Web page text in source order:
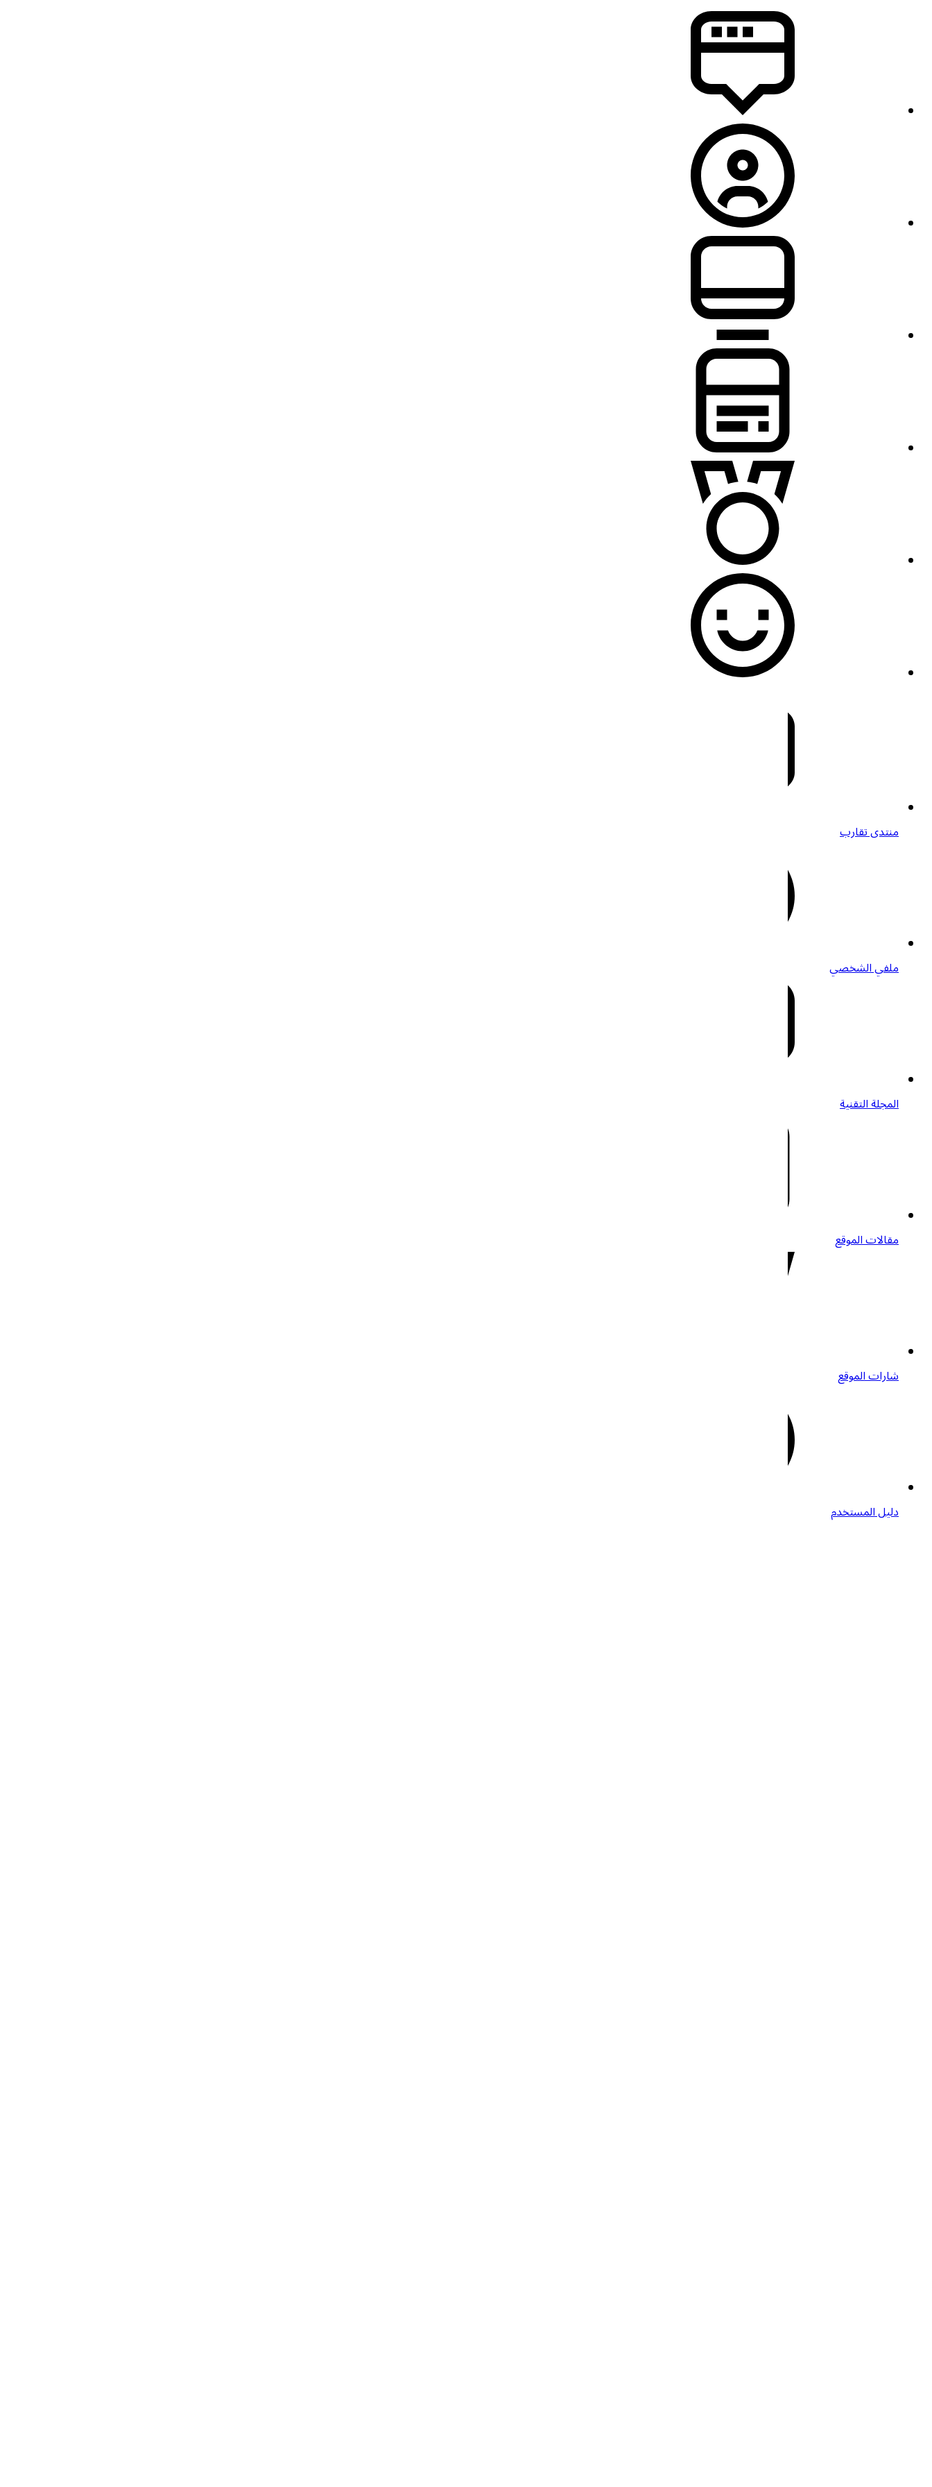
منتدى تقارب
ملفي الشخصي
المجلة التقنية
مقالات الموقع
شارات الموقع
دليل المستخدم